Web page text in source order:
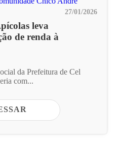
27/01/2026
leva
de renda à
da Prefeitura de Cel
com...